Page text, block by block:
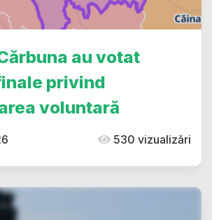
au votat
privind
voluntară
530 vizualizări